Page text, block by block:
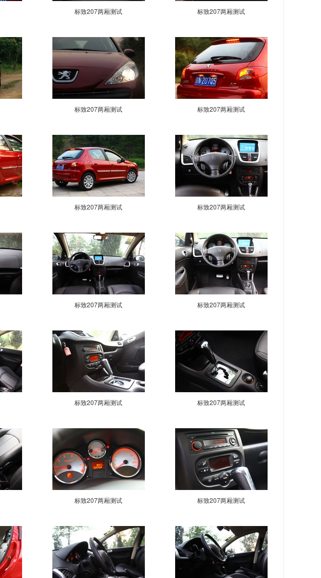
标致207两厢测试 标致207两厢测试
标致207两厢测试 标致207两厢测试
标致207两厢测试 标致207两厢测试
标致207两厢测试 标致207两厢测试
标致207两厢测试 标致207两厢测试
标致207两厢测试 标致207两厢测试